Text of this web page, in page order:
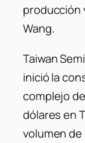
producción
Wang.
Taiwan
inició la
complejo
dólares en
volumen